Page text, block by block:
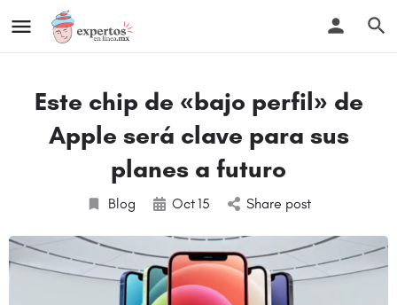
Este chip de «bajo perfil» de
Apple será clave para sus
planes a futuro
Blog Oct15 Share post